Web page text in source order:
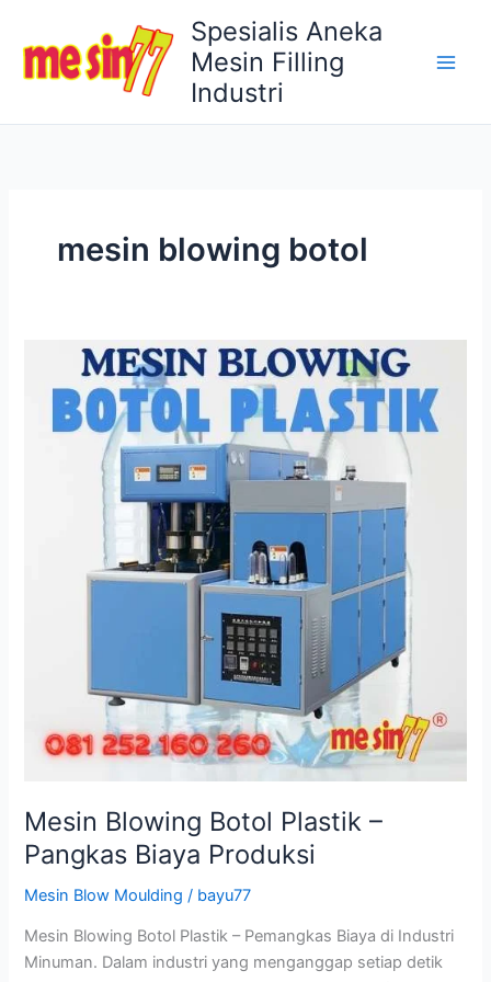
konten
Spesialis Aneka
Mesin Filling
Industri
mesin blowing botol
Mesin Blowing Botol Plastik –
Pangkas Biaya Produksi
Mesin Blow Moulding / bayu77
Mesin Blowing Botol Plastik – Pemangkas Biaya di Industri
Minuman. Dalam industri yang menganggap setiap detik